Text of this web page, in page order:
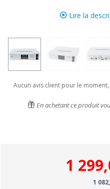
Lire la
Aucun avis client pour le
En achetant ce produit
1
1